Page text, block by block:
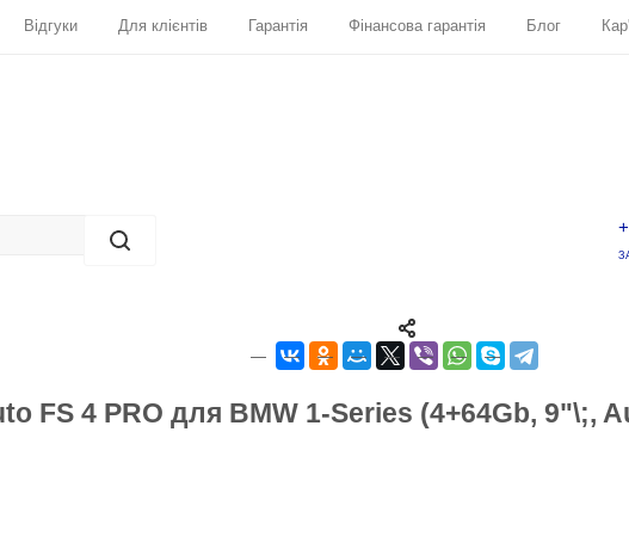
Відгуки Для клієнтів Гарантія Фінансова гарантія Блог
FS 4 PRO для BMW 1-Series (4+64Gb, 9"\;,